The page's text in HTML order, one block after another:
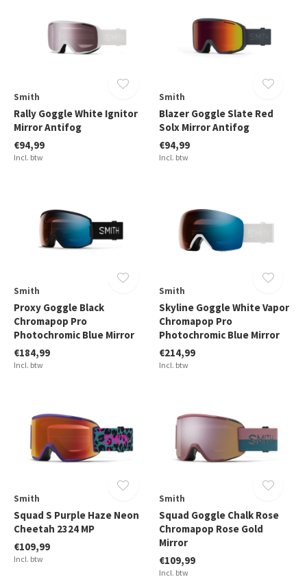
Smith
Rally Goggle White Ignitor
Mirror Antifog
€94,99
Incl. btw
Smith
Blazer Goggle Slate Red
Solx Mirror Antifog
€94,99
Incl. btw
Smith
Proxy Goggle Black
Chromapop Pro
Photochromic Blue Mirror
€184,99
Incl. btw
Smith
Skyline Goggle White Vapor
Chromapop Pro
Photochromic Blue Mirror
€214,99
Incl. btw
Smith
Squad S Purple Haze Neon
Cheetah 2324 MP
€109,99
Incl. btw
Smith
Squad Goggle Chalk Rose
Chromapop Rose Gold
Mirror
€109,99
Incl. btw